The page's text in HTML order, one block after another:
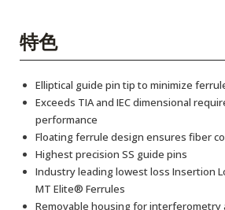
特色
Elliptical guide pin tip to minimize
Exceeds TIA and IEC dimensional
performance
Floating ferrule design ensures fiber
Highest precision SS guide pins
Industry leading lowest loss Insertion
MT Elite® Ferrules
Removable housing for interferometry